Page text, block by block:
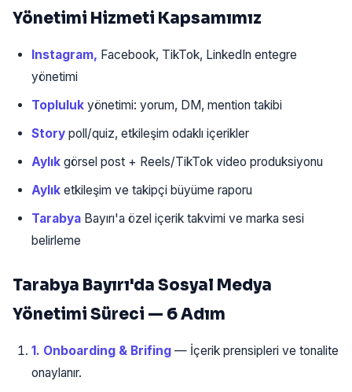
Yönetimi Hizmeti Kapsamımız
Instagram, Facebook, TikTok, LinkedIn entegre
yönetimi
Topluluk yönetimi: yorum, DM, mention takibi
Story poll/quiz, etkileşim odaklı içerikler
Aylık görsel post + Reels/TikTok video produksiyonu
Aylık etkileşim ve takipçi büyüme raporu
Tarabya Bayırı'a özel içerik takvimi ve marka sesi
belirleme
Tarabya Bayırı'da Sosyal Medya
Yönetimi Süreci — 6 Adım
1. Onboarding & Brifing — İçerik prensipleri ve tonalite
onaylanır.